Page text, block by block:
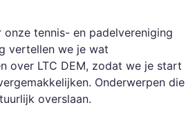
tennis- en padelvereniging
vertellen we je wat
over LTC DEM, zodat we je start
Onderwerpen die
overslaan.